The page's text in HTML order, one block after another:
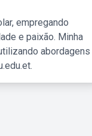
empregando
e paixão. Minha
abordagens